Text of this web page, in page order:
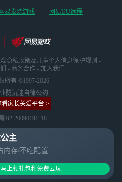
主
内存/不吃配置
马上领礼包和免费云玩
网易发烧游戏 网易UU远程
隐私政策及儿童个人信息保护规则 -
- 商务合作 - 加入我们
所有 ©1997-2026
防沉迷自律公约
看家长关爱平台 >
B2-20090191-18